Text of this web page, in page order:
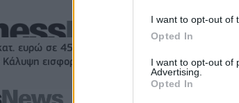
I want to opt-out of
Opted In
I want to opt-out of
Advertising.
Opted In
ευρώ σε 451 επιχειρήσεις ξεκίνησε
Κάλυψη εισφορών ΕΔΟΕΑΠ
-